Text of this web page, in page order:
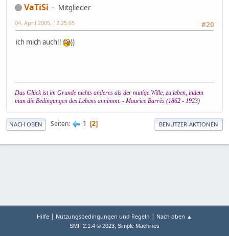
VaTiSi
Mitglieder
#20
04. April 2005, 12:25:05
ich mich auch!! ))
Das Glück ist im Grunde nichts anderes als der mutige Wille, zu leben, indem
man die Bedingungen des Lebens annimmt. - Maurice Barrès (1862 - 1923)
NACH OBEN Seiten 1 2 BENUTZER-AKTIONEN
Hilfe | Nutzungsbedingungen und Regeln | Nach oben ▲
SMF 2.1.4 © 2023, Simple Machines